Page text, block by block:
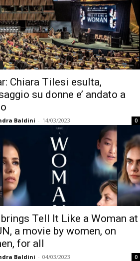
Chiara Tilesi esulta,
su donne e’ andato a
Baldini - 14/03/2023 0
Tell It Like a Woman at
a movie by women, on
for all
Baldini - 04/03/2023 0